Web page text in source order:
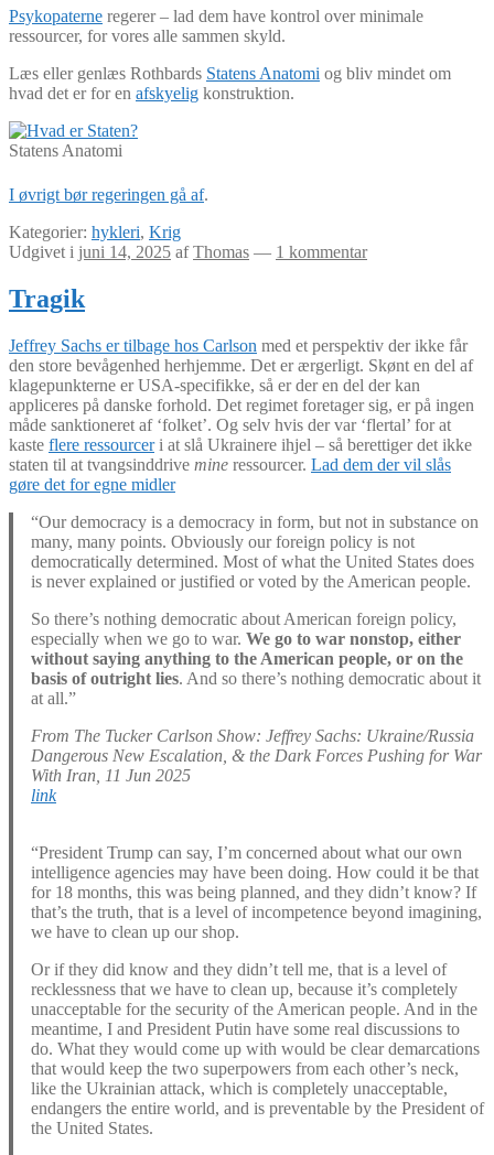
Psykopaterne regerer – lad dem have kontrol over minimale
ressourcer, for vores alle sammen skyld.
Læs eller genlæs Rothbards Statens Anatomi og bliv mindet om
hvad det er for en afskyelig konstruktion.
Statens Anatomi
I øvrigt bør regeringen gå af.
Kategorier: hykleri, Krig
Udgivet i juni 14, 2025 afThomas — 1 kommentar
Tragik
Jeffrey Sachs er tilbage hos Carlson med et perspektiv der ikke får
den store bevågenhed herhjemme. Det er ærgerligt. Skønt en del af
klagepunkterne er USA-specifikke, så er der en del der kan
appliceres på danske forhold. Det regimet foretager sig, er på ingen
måde sanktioneret af ‘folket’. Og selv hvis der var ‘flertal’ for at
kaste flere ressourceri at slå Ukrainere ihjel – så berettiger det ikke
staten til at tvangsinddrive mine ressourcer. Lad dem der vil slås
gøre det for egne midler
“Our democracy is a democracy in form, but not in substance on
many, many points. Obviously our foreign policy is not
democratically determined. Most of what the United States does
is never explained or justified or voted by the American people.
So there’s nothing democratic about American foreign policy,
especially when we go to war. We go to war nonstop, either
without saying anything to the American people, or on the
basis of outright lies. And so there’s nothing democratic about it
at all.”
From The Tucker Carlson Show: Jeffrey Sachs: Ukraine/Russia
Dangerous New Escalation, & the Dark Forces Pushing for War
With Iran, 11 Jun 2025
link
“President Trump can say, I’m concerned about what our own
intelligence agencies may have been doing. How could it be that
for 18 months, this was being planned, and they didn’t know? If
that’s the truth, that is a level of incompetence beyond imagining,
we have to clean up our shop.
Or if they did know and they didn’t tell me, that is a level of
recklessness that we have to clean up, because it’s completely
unacceptable for the security of the American people. And in the
meantime, I and President Putin have some real discussions to
do. What they would come up with would be clear demarcations
that would keep the two superpowers from each other’s neck,
like the Ukrainian attack, which is completely unacceptable,
endangers the entire world, and is preventable by the President of
the United States.